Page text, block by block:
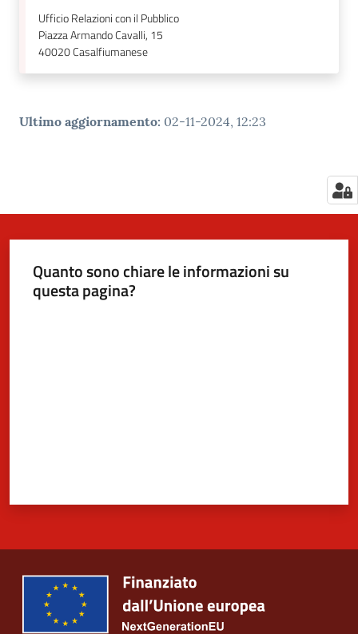
Ufficio Relazioni con il Pubblico
Piazza Armando Cavalli, 15
40020Casalfiumanese
Ultimo aggiornamento: 02-11-2024, 12:23
Quanto sono chiare le informazioni su
questa pagina?